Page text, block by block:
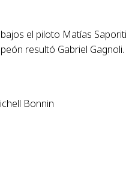
el piloto Matías
resultó Gabriel Gagnoli.
Bonnin